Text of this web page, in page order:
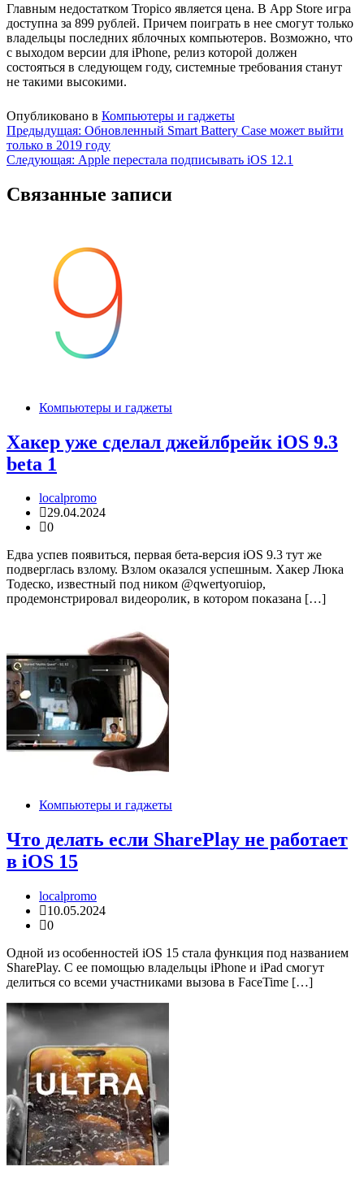
Главным недостатком Tropico является цена. В App Store игра
доступна за 899 рублей. Причем поиграть в нее смогут только
владельцы последних яблочных компьютеров. Возможно, что
с выходом версии для iPhone, релиз которой должен
состояться в следующем году, системные требования станут
не такими высокими.
Опубликовано в Компьютеры и гаджеты
Навигация
по
Предыдущая: Обновленный Smart Battery Case может выйти
только в 2019 году
Следующая: Apple перестала подписывать iOS 12.1
Связанные записи
Компьютеры и гаджеты
Хакер уже сделал джейлбрейк iOS 9.3
beta 1
localpromo
29.04.2024
0
Едва успев появиться, первая бета-версия iOS 9.3 тут же
подверглась взлому. Взлом оказался успешным. Хакер Люка
Тодеско, известный под ником @qwertyoruiop,
продемонстрировал видеоролик, в котором показана […]
Компьютеры и гаджеты
Что делать если SharePlay не работает
в iOS 15
localpromo
10.05.2024
0
Одной из особенностей iOS 15 стала функция под названием
SharePlay. С ее помощью владельцы iPhone и iPad смогут
делиться со всеми участниками вызова в FaceTime […]